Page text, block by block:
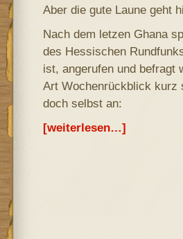
Aber die gute Laune geht
Nach dem letzen Ghana
des Hessischen
ist, angerufen und befragt
Art Wochenrückblick kurz
doch selbst an:
[weiterlesen…]